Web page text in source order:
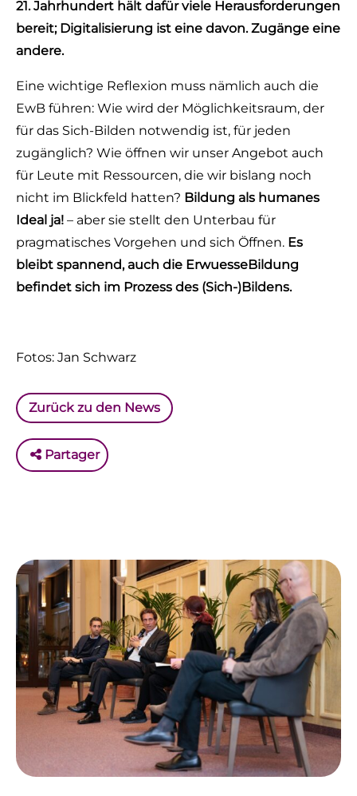
21. Jahrhundert hält dafür viele Herausforderungen
bereit; Digitalisierung ist eine davon. Zugänge eine
andere.
Eine wichtige Reflexion muss nämlich auch die
EwB führen: Wie wird der Möglichkeitsraum, der
für das Sich-Bilden notwendig ist, für jeden
zugänglich? Wie öffnen wir unser Angebot auch
für Leute mit Ressourcen, die wir bislang noch
nicht im Blickfeld hatten? Bildung als humanes
Ideal ja! – aber sie stellt den Unterbau für
pragmatisches Vorgehen und sich Öffnen. Es
bleibt spannend, auch die ErwuesseBildung
befindet sich im Prozess des (Sich-)Bildens.
Fotos: Jan Schwarz
Zurück zu den News
Partager